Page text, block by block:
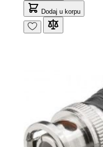
Dodaj u korpu